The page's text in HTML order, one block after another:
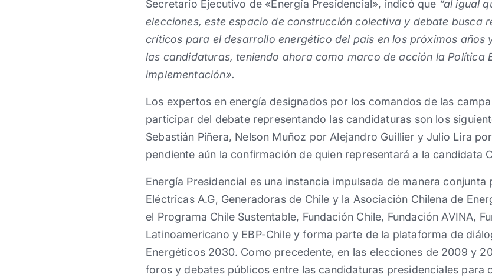
Secretario Ejecutivo de «Energía Presidencial», indicó que “al igual
elecciones, este espacio de construcción colectiva y debate busca
críticos para el desarrollo energético del país en los próximos años
las candidaturas, teniendo ahora como marco de acción la Política
implementación».
Los expertos en energía designados por los comandos de las
participar del debate representando las candidaturas son los
Sebastián Piñera, Nelson Muñoz por Alejandro Guillier y Julio Lira
pendiente aún la confirmación de quien representará a la candidata
Energía Presidencial es una instancia impulsada de manera
Eléctricas A.G, Generadoras de Chile y la Asociación Chilena de
el Programa Chile Sustentable, Fundación Chile, Fundación AVINA,
Latinoamericano y EBP-Chile y forma parte de la plataforma de
Energéticos 2030. Como precedente, en las elecciones de 2009 y
foros y debates públicos entre las candidaturas presidenciales para